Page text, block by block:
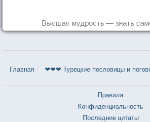
Высшая мудрость — знать
Главная ❤❤❤ Турецкие пословицы и
Правила
Конфиденциальность
Последние цитаты